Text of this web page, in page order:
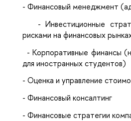
- Финансовый менеджмент
-Инвестиционные
рисками на финансовых
-Корпоративные финансы
для иностранных студентов)
- Оценка и управление
- Финансовый консалтинг
- Финансовые стратегии